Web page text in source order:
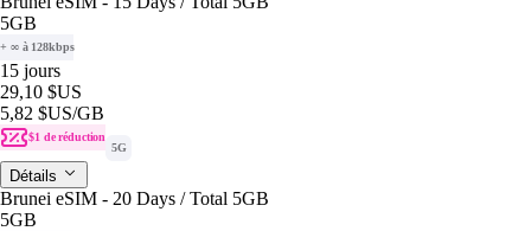
5GB
+ ∞ à 128kbps
15 jours
29,10 $US
5,82 $US/GB
$1 de réduction
5G
Détails
Brunei eSIM - 20 Days / Total 5GB
5GB